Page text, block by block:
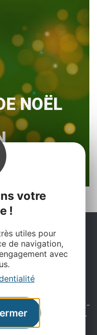
votre
!
utiles pour
de navigation,
avec
NOËL
mensuelle et laissez-
de votre séjour